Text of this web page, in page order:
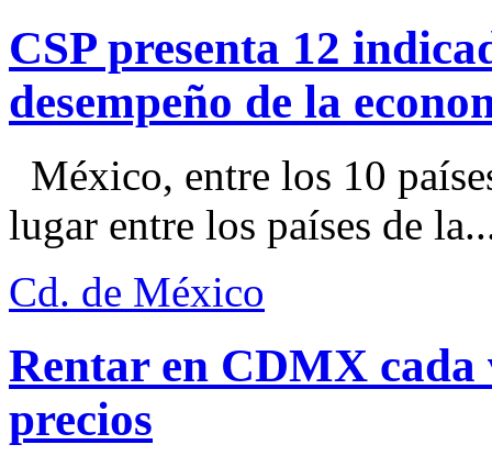
CSP presenta 12
desempeño de la
México, entre los 10
lugar entre los países de
Cd. de México
Rentar en CDMX cada
precios